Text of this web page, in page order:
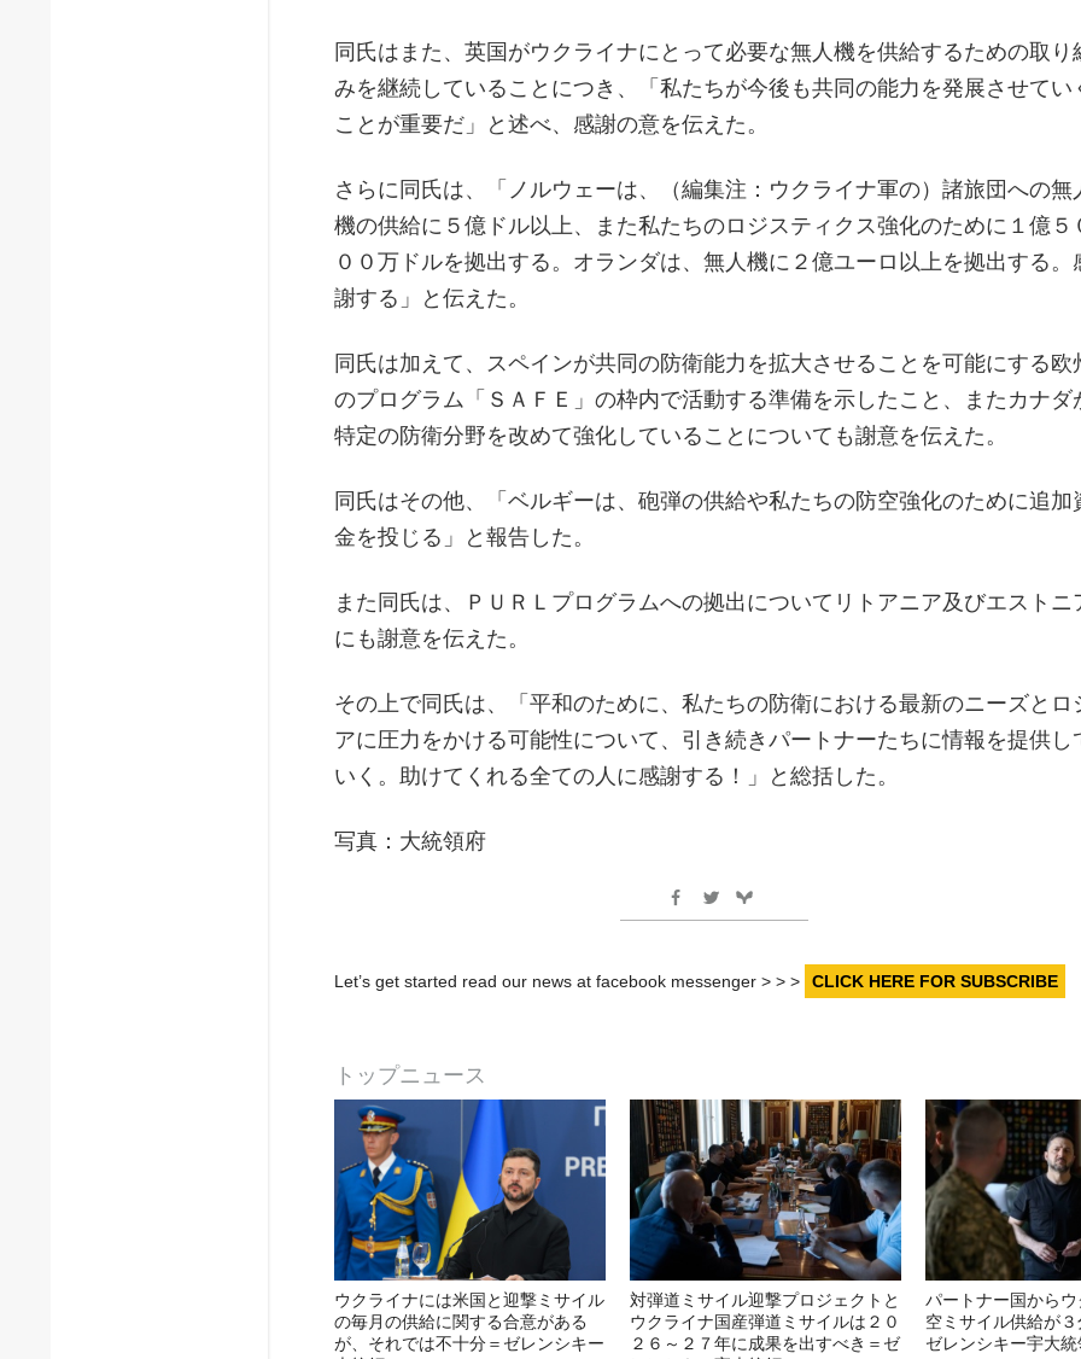
同氏はまた、英国がウクライナにとって必要な無人機を供給するための取り
みを継続していることにつき、「私たちが今後も共同の能力を発展させてい
ことが重要だ」と述べ、感謝の意を伝えた。
さらに同氏は、「ノルウェーは、（編集注：ウクライナ軍の）諸旅団への無
機の供給に５億ドル以上、また私たちのロジスティクス強化のために１億５
００万ドルを拠出する。オランダは、無人機に２億ユーロ以上を拠出する。
謝する」と伝えた。
同氏は加えて、スペインが共同の防衛能力を拡大させることを可能にする欧
のプログラム「ＳＡＦＥ」の枠内で活動する準備を示したこと、またカナダ
特定の防衛分野を改めて強化していることについても謝意を伝えた。
同氏はその他、「ベルギーは、砲弾の供給や私たちの防空強化のために追加
金を投じる」と報告した。
また同氏は、ＰＵＲＬプログラムへの拠出についてリトアニア及びエストニ
にも謝意を伝えた。
その上で同氏は、「平和のために、私たちの防衛における最新のニーズとロ
アに圧力をかける可能性について、引き続きパートナーたちに情報を提供し
いく。助けてくれる全ての人に感謝する！」と総括した。
写真：大統領府
Let’s get started read our news at facebook messenger > > > CLICK HERE FOR SUBSCRIBE
トップニュース
ウクライナには米国と迎撃ミサイル
の毎月の供給に関する合意がある
が、それでは不十分＝ゼレンシキー
対弾道ミサイル迎撃プロジェクトと
ウクライナ国産弾道ミサイルは２０
２６～２７年に成果を出すべき＝ゼ
パートナー国から
空ミサイル供給が
ゼレンシキー宇大統